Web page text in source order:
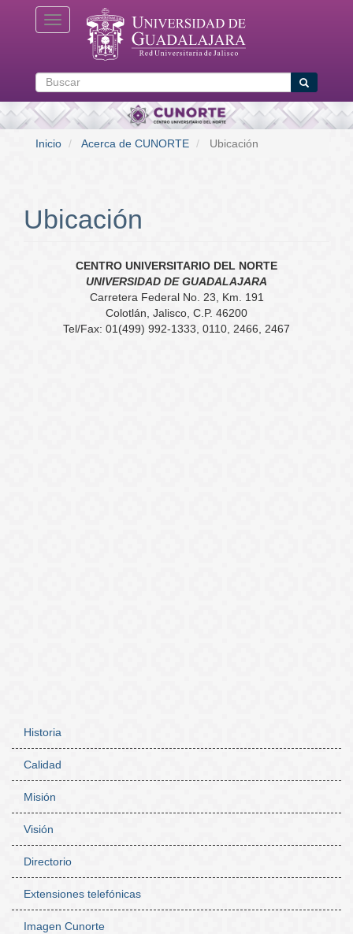
Toggle navigation
Buscar Buscar
Inicio Acerca de CUNORTE Ubicación
Ubicación
CENTRO UNIVERSITARIO DEL NORTE
UNIVERSIDAD DE GUADALAJARA
Carretera Federal No. 23, Km. 191
Colotlán, Jalisco, C.P. 46200
Tel/Fax: 01(499) 992-1333, 0110, 2466, 2467
Navegación
secundaria
Historia
Calidad
Misión
Visión
Directorio
Extensiones telefónicas
Imagen Cunorte